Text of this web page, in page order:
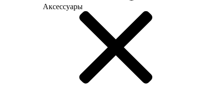
Аксессуары